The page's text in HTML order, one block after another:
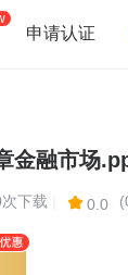
申请认证
金融市场
下载 0.0